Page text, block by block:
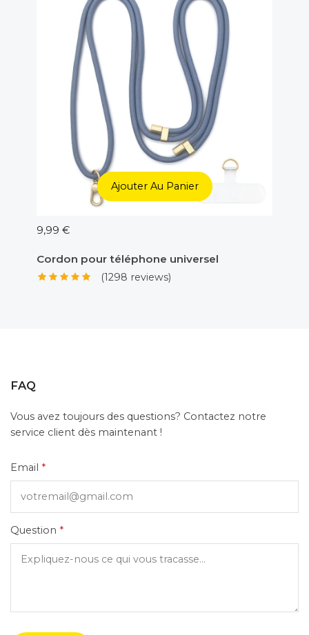
Ajouter Au Panier
9,99 €
Cordon pour téléphone universel
(1298 reviews)
FAQ
Vous avez toujours des questions? Contactez notre
service client dès maintenant !
Email *
Question *